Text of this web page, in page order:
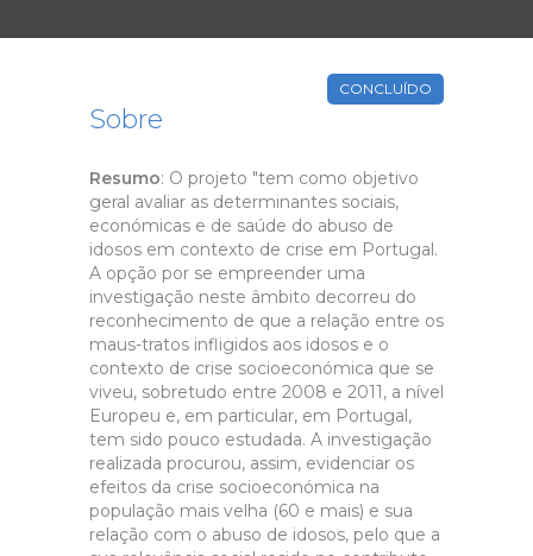
CONCLUÍDO
Sobre
Resumo: O projeto "tem como objetivo
geral avaliar as determinantes sociais,
económicas e de saúde do abuso de
idosos em contexto de crise em Portugal.
A opção por se empreender uma
investigação neste âmbito decorreu do
reconhecimento de que a relação entre os
maus-tratos infligidos aos idosos e o
contexto de crise socioeconómica que se
viveu, sobretudo entre 2008 e 2011, a nível
Europeu e, em particular, em Portugal,
tem sido pouco estudada. A investigação
realizada procurou, assim, evidenciar os
efeitos da crise socioeconómica na
população mais velha (60 e mais) e sua
relação com o abuso de idosos, pelo que a